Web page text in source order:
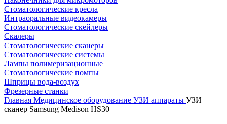
Стоматологические кресла
Интраоральные видеокамеры
Стоматологические скейлеры
Скалеры
Стоматологические сканеры
Стоматологические системы
Лампы полимеризационные
Стоматологические помпы
Шприцы вода-воздух
Фрезерные станки
Главная Медицинское оборудование УЗИ аппараты УЗИ
сканер Samsung Medison HS30